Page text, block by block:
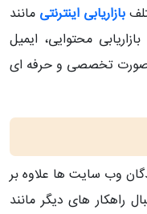
بازاریابی اینترنتی مانند
محتوایی، ایمیل
صورت تخصصی و حرفه ای
وب سایت ها علاوه بر
راهکار های دیگر مانند